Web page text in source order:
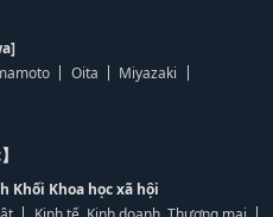
Oita
Miyazaki
Khối Khoa học xã hội